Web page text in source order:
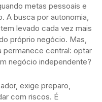
metas pessoais e
A busca por autonomia,
levado cada vez mais
próprio negócio. Mas,
permanece central: optar
negócio independente?
exige preparo,
com riscos. É